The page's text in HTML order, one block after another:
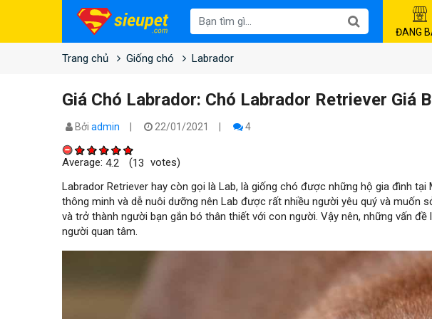
ĐANG
Trang chủ Giống chó Labrador
Giá Chó Labrador: Chó Labrador Retriever Giá
Bởi admin 22/01/2021 4
Average: 4.2 (13 votes)
Labrador Retriever hay còn gọi là Lab, là giống chó được những hộ gia đình tại
thông minh và dễ nuôi dưỡng nên Lab được rất nhiều người yêu quý và muốn
và trở thành người bạn gắn bó thân thiết với con người. Vậy nên, những vấn
người quan tâm.